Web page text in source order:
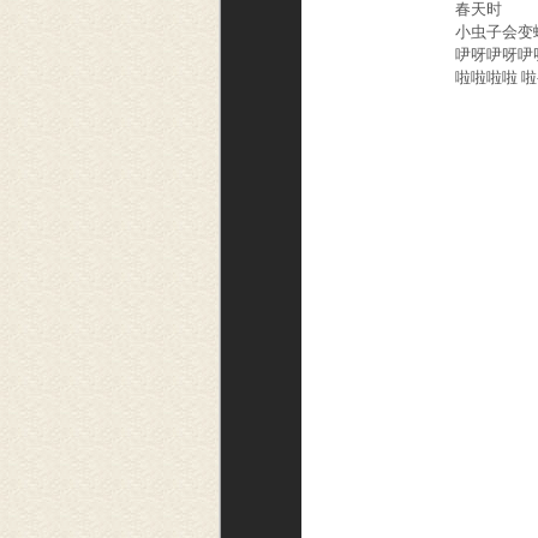
春天时
小虫子会变
吚呀吚呀吚
啦啦啦啦